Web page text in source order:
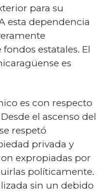
para su
esta dependencia
estatales. El
es
es con respecto
el ascenso del
respetó
privada y
expropiadas por
políticamente.
sin un debido